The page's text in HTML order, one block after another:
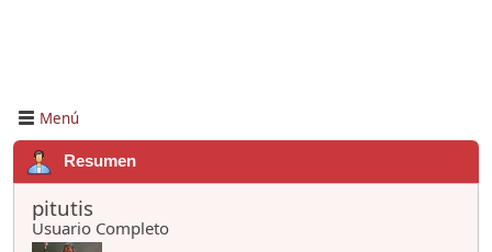
Menú
Resumen
pitutis
Usuario Completo